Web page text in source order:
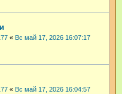
« Вс май 17, 2026 16:07:17
« Вс май 17, 2026 16:04:57